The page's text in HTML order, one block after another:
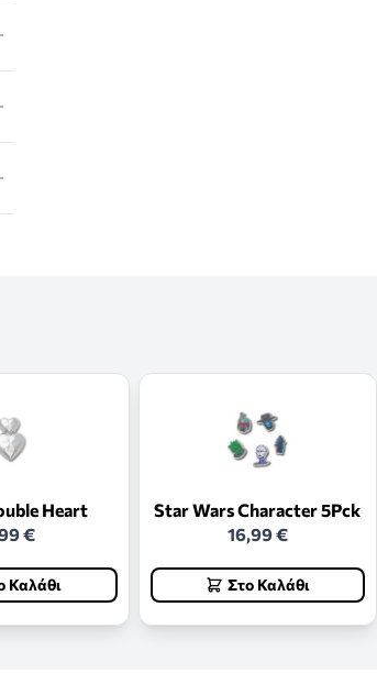
Heart
€
Καλάθι
Star Wars Character 5Pck
16,99 €
Στο Καλάθι